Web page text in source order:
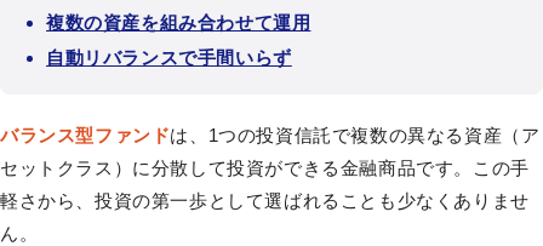
複数の資産を組み合わせて運用
自動リバランスで手間いらず
バランス型ファンドは、1つの投資信託で複数の異なる資産（ア
セットクラス）に分散して投資ができる金融商品です。この手
軽さから、投資の第一歩として選ばれることも少なくありませ
ん。